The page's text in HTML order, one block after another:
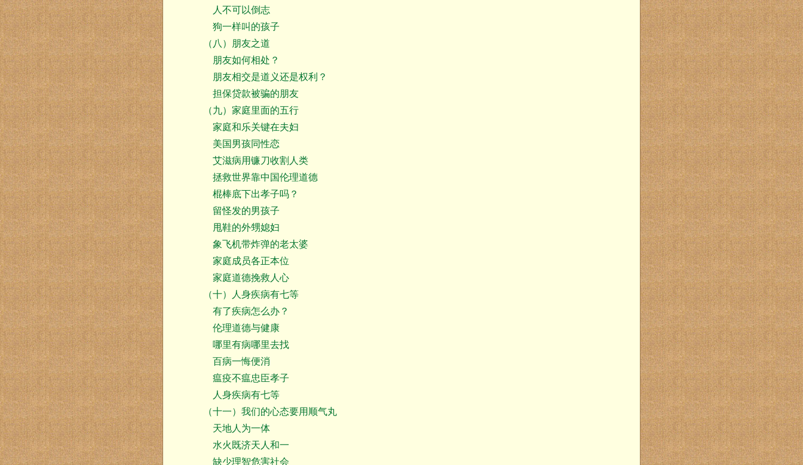
人不可以倒志
狗一样叫的孩子
（八）朋友之道
朋友如何相处？
朋友相交是道义还是权利？
担保贷款被骗的朋友
（九）家庭里面的五行
家庭和乐关键在夫妇
美国男孩同性恋
艾滋病用镰刀收割人类
拯救世界靠中国伦理道德
棍棒底下出孝子吗？
留怪发的男孩子
甩鞋的外甥媳妇
象飞机带炸弹的老太婆
家庭成员各正本位
家庭道德挽救人心
（十）人身疾病有七等
有了疾病怎么办？
伦理道德与健康
哪里有病哪里去找
百病一悔便消
瘟疫不瘟忠臣孝子
人身疾病有七等
（十一）我们的心态要用顺气丸
天地人为一体
水火既济天人和一
缺少理智危害社会